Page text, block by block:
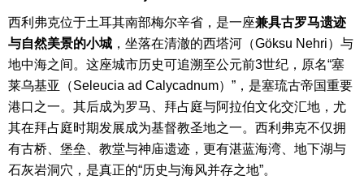
西利弗克位于土耳其南部梅尔辛省，是一座兼具古罗马遗迹
与自然美景的小城 ，坐落在清澈的西塔河（Göksu Nehri）与
地中海之间。 这座城市历史可追溯至公元前3世纪，原名“塞
莱乌基亚（Seleucia ad Calycadnum）”，是塞琉古帝国重要
港口之一。其后成为罗马、拜占庭与阿拉伯文化交汇地，尤
其在拜占庭时期发展成为基督教圣地之一。 西利弗克不仅拥
有古桥、堡垒、教堂与神庙遗迹，更有湛蓝海湾、地下湖与
石灰岩洞穴，是真正的“历史与海风并存之地”。